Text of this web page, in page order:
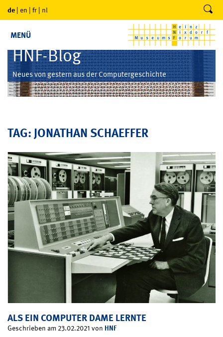
de | en | fr | nl
MENÜ
HNF-Blog
Neues von gestern aus der Computergeschichte
TAG: JONATHAN SCHAEFFER
ALS EIN COMPUTER DAME LERNTE
Geschrieben am 23.02.2021 von HNF